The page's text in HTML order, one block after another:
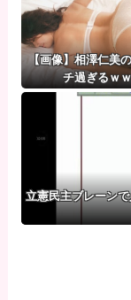
【画像】相澤仁美
チ過ぎるｗ
立憲民主ブレーン